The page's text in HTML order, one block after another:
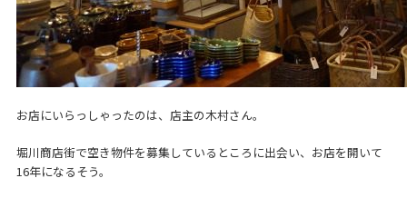
お店にいらっしゃったのは、店主の木村さん。
堀川商店街で空き物件を募集しているところに出会い、お店を開いて
16年になるそう。